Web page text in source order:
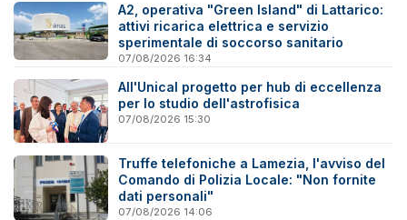
A2, operativa "Green Island" di Lattarico:
attivi ricarica elettrica e servizio
sperimentale di soccorso sanitario
07/08/2026 16:34
All'Unical progetto per hub di eccellenza
per lo studio dell'astrofisica
07/08/2026 15:30
Truffe telefoniche a Lamezia, l'avviso del
Comando di Polizia Locale: "Non fornite
dati personali"
07/08/2026 14:06